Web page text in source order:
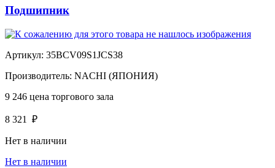
Подшипник
Артикул: 35BCV09S1JCS38
Производитель: NACHI (ЯПОНИЯ)
9 246 цена торгового зала
8 321 ₽
Нет в наличии
Нет в наличии